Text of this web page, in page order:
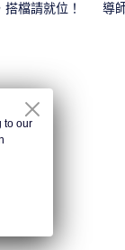
搭檔請就位！
導
to our